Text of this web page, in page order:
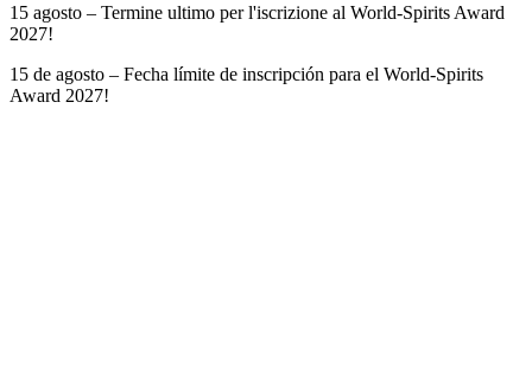
15 agosto – Termine ultimo per l'iscrizione al World-Spirits Award
2027!
15 de agosto – Fecha límite de inscripción para el World-Spirits
Award 2027!